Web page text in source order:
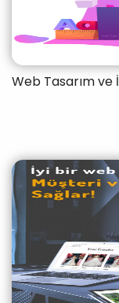
Web Tasarım